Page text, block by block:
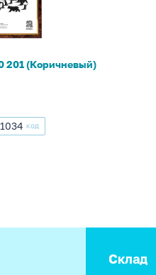
201 (Коричневый)
КОД
Склад